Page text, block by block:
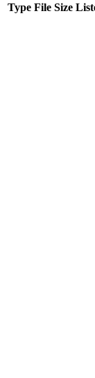
Type File Size